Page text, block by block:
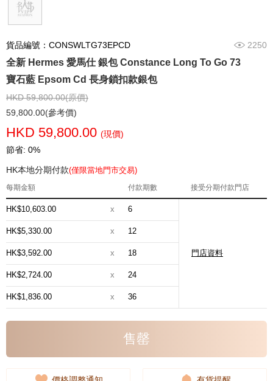
貨品編號：CONSWLTG73EPCD 2250
全新 Hermes 愛馬仕 銀包 Constance Long To Go 73
寶石藍 Epsom Cd 長身鎖扣款銀包
HKD 59,800.00(原價)
59,800.00(參考價)
HKD 59,800.00 (現價)
節省: 0%
HK本地分期付款(僅限當地門市交易)
每期金額 付款期數 接受分期付款門店
HK$10,603.00 x 6
門店資料
HK$5,330.00 x 12
HK$3,592.00 x 18
HK$2,724.00 x 24
HK$1,836.00 x 36
售罄